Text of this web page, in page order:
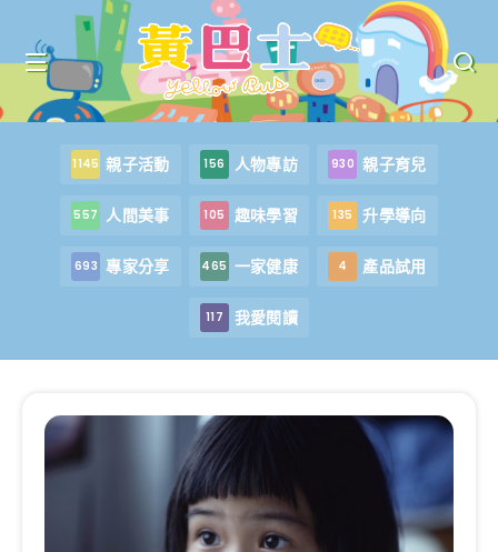
1145 親子活動 156 人物專訪 930 親子育兒
557 人間美事 105 趣味學習 135 升學導向
693 專家分享 465 一家健康 4 產品試用
117 我愛閱讀